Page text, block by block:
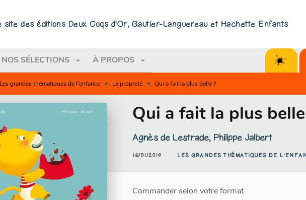
site des éditions Deux Coqs d'Or, Gautier-Languereau et Hachette Enfants
NOS SÉLECTIONS arrow_drop_down À PROPOS arrow_drop_down
Les grandes thématiques de l'enfance • La propreté • Qui a fait la plus belle ?
Qui a fait la plus
Agnès de Lestrade, Philippe Jalbert
16/01/2019 LES GRANDES THÉMATIQUES DE
Commander selon votre format